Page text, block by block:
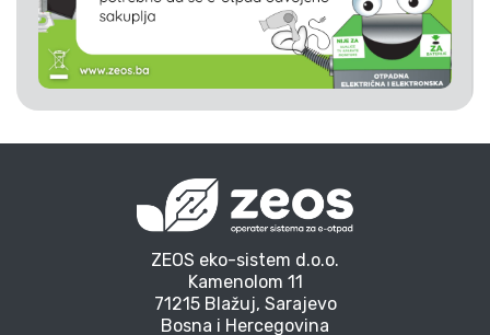
ZEOS eko-sistem d.o.o.
Kamenolom 11
71215 Blažuj, Sarajevo
Bosna i Hercegovina